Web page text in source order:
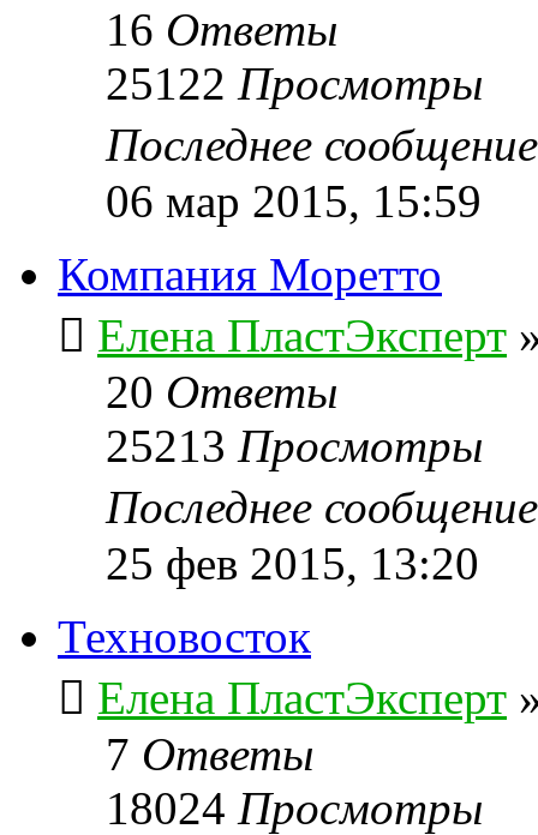
16 Ответы
25122 Просмотры
Последнее
06 мар 2015, 15:59
Компания Моретто
Елена ПластЭксперт
20 Ответы
25213 Просмотры
Последнее
25 фев 2015, 13:20
Техновосток
Елена ПластЭксперт
7 Ответы
18024 Просмотры